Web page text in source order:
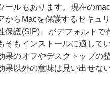
ールもあります。現在の
からMacを保護するセキュ
保護(SIP)」がデフォルトで
そもインストールに適してい
果のオフやデスクトップの
果以外の意味は見い出せな